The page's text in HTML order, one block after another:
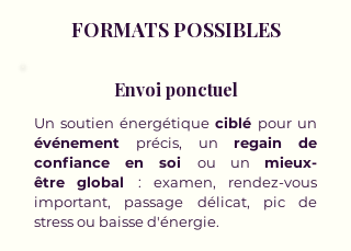
FORMATS POSSIBLES
Envoi ponctuel
Un soutien énergétique ciblé pour un
événement précis, un regain de
confiance en soi ou un mieux-
être
global : examen, rendez-vous
important, passage délicat, pic de
stress ou baisse d'énergie.